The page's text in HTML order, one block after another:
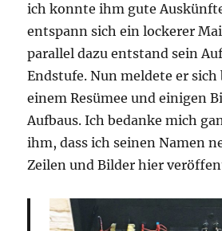
ich konnte ihm gute
entspann sich ein lockerer
parallel dazu entstand sein
Endstufe. Nun meldete er
einem Resümee und einigen
Aufbaus. Ich bedanke mich
ihm, dass ich seinen Namen
Zeilen und Bilder hier